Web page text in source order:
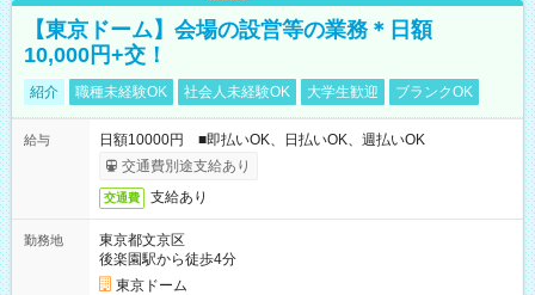
【東京ドーム】会場の設営等の業務＊日額
10,000円+交！
紹介 職種未経験OK 社会人未経験OK 大学生歓迎 ブランクOK
給与
日額10000円 ■即払いOK、日払いOK、週払いOK
交通費別途支給あり
交通費 支給あり
勤務地
東京都文京区
後楽園駅から徒歩4分
東京ドーム